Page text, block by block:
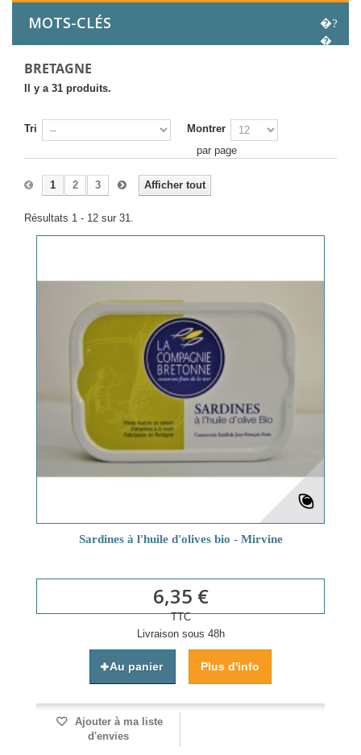
MOTS-CLÉS
BRETAGNE
Il y a 31 produits.
Tri
Montrer
par page
Afficher tout
1 2 3
Résultats 1 - 12 sur 31.
Sardines à l'huile d'olives bio - Mirvine
6,35 €
TTC
Livraison sous 48h
Au panier Plus d'info
Ajouter à ma liste
d'envies